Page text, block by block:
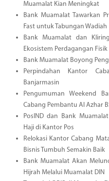
Muamalat Kian Meningkat
Bank Muamalat Tawarkan
Fast untuk Tabungan Wadiah
Bank Muamalat dan
Ekosistem Perdagangan Fisik
Bank Muamalat Boyong
Perpindahan Kantor
Banjarmasin
Pengumuman Weekend
Cabang Pembantu Al Azhar
PosIND dan Bank
Haji di Kantor Pos
Relokasi Kantor Cabang
Bisnis Tumbuh Semakin Baik
Bank Muamalat Akan
Hijrah Melalui Muamalat DIN